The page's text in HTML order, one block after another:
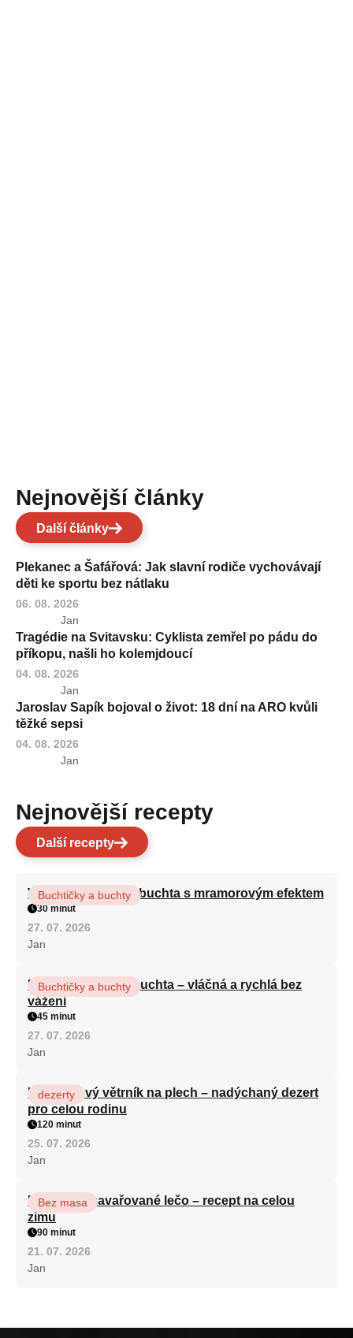
Nejnovější články
Další články
Plekanec a Šafářová: Jak slavní rodiče vychovávají
děti ke sportu bez nátlaku
06. 08. 2026
Jan
Tragédie na Svitavsku: Cyklista zemřel po pádu do
příkopu, našli ho kolemjdoucí
04. 08. 2026
Jan
Jaroslav Sapík bojoval o život: 18 dní na ARO kvůli
těžké sepsi
04. 08. 2026
Jan
Nejnovější recepty
Další recepty
Vláčná olejová litá buchta s mramorovým efektem
Buchtičky a buchty
30 minut
27. 07. 2026
Jan
Hrnková maková buchta – vláčná a rychlá bez
vážení
Buchtičky a buchty
45 minut
27. 07. 2026
Jan
Karamelový větrník na plech – nadýchaný dezert
pro celou rodinu
dezerty
120 minut
25. 07. 2026
Jan
Babiččino zavařované lečo – recept na celou
zimu
Bez masa
90 minut
21. 07. 2026
Jan